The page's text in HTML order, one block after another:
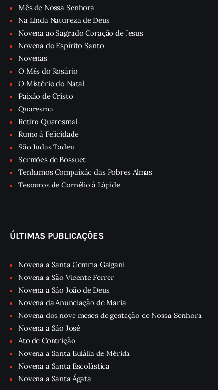
Mês de Nossa Senhora
Na Linda Natureza de Deus
Novena ao Sagrado Coração de Jesus
Novena do Espírito Santo
Novenas
O Mês do Rosário
O Mistério do Natal
Paixão de Cristo
Quaresma
Retiro Quaresmal
Rumo à Felicidade
São Judas Tadeu
Sermões de Bossuet
Tenhamos Compaixão das Pobres Almas
Tesouros de Cornélio à Lápide
ÚLTIMAS PUBLICAÇÕES
Novena a Santa Gemma Galgani
Novena a São Vicente Ferrer
Novena a São João de Deus
Novena da Anunciação de Maria
Novena dos nove meses de gestação de Nossa Senhora
Novena a São José
Ato de Contrição
Novena a Santa Eulália de Mérida
Novena a Santa Escolástica
Novena a Santa Ágata